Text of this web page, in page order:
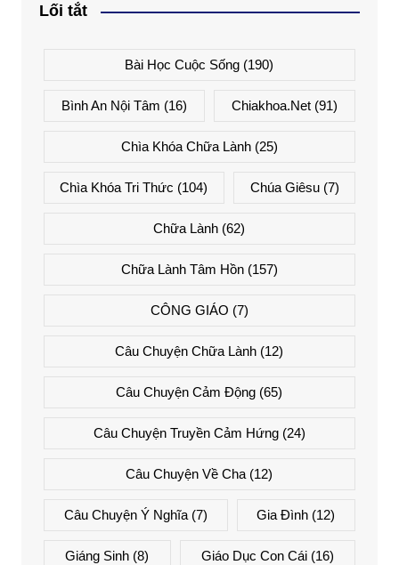
Lối tắt
Bài Học Cuộc Sống (190)
Bình An Nội Tâm (16) Chiakhoa.net (91)
Chìa Khóa Chữa Lành(25)
Chìa Khóa Tri Thức (104) Chúa Giêsu(7)
Chữa Lành (62)
Chữa Lành Tâm Hồn(157)
CÔNG GIÁO (7)
Câu Chuyện Chữa Lành (12)
Câu Chuyện Cảm Động (65)
Câu Chuyện Truyền Cảm Hứng(24)
Câu Chuyện Về Cha (12)
Câu Chuyện Ý Nghĩa(7) Gia Đình (12)
Giáng Sinh (8) Giáo Dục Con Cái(16)